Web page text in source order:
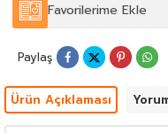
Favorilerime Ekle
Paylaş
Ürün Açıklaması